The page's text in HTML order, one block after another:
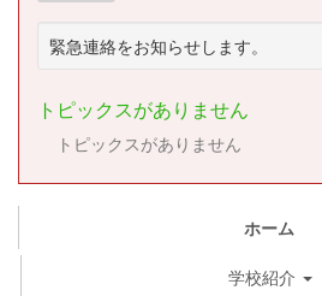
緊急連絡をお知らせします。
トピックスがありません
トピックスがありません
ホーム
学校紹介